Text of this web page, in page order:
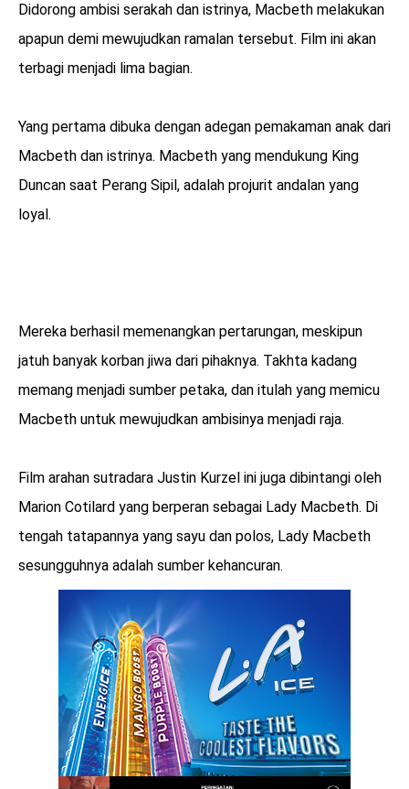
Didorong ambisi serakah dan istrinya, Macbeth melakukan
apapun demi mewujudkan ramalan tersebut. Film ini akan
terbagi menjadi lima bagian.
Yang pertama dibuka dengan adegan pemakaman anak dari
Macbeth dan istrinya. Macbeth yang mendukung King
Duncan saat Perang Sipil, adalah projurit andalan yang
loyal.
Mereka berhasil memenangkan pertarungan, meskipun
jatuh banyak korban jiwa dari pihaknya. Takhta kadang
memang menjadi sumber petaka, dan itulah yang memicu
Macbeth untuk mewujudkan ambisinya menjadi raja.
Film arahan sutradara Justin Kurzel ini juga dibintangi oleh
Marion Cotilard yang berperan sebagai Lady Macbeth. Di
tengah tatapannya yang sayu dan polos, Lady Macbeth
sesungguhnya adalah sumber kehancuran.